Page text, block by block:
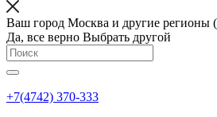
Ваш город Москва и другие регионы
Да, все верно Выбрать другой
+7(4742) 370-333